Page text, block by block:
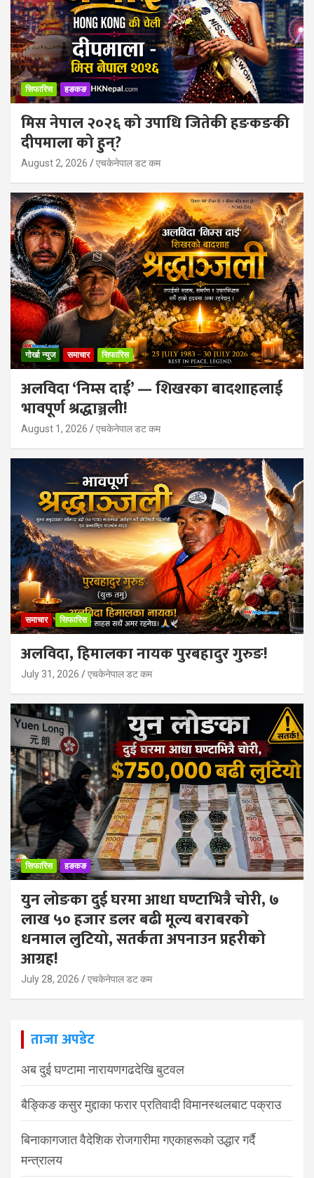
सिफारिस हङकङ
मिस नेपाल २०२६ को उपाधि जितेकी हङकङकी
दीपमाला को हुन्?
August 2, 2026 एचकेनेपाल डट कम
गोर्खा न्युज समाचार सिफारिस
अलविदा ‘निम्स दाई’ — शिखरका बादशाहलाई
भावपूर्ण श्रद्धाञ्जली!
August 1, 2026 एचकेनेपाल डट कम
समाचार सिफारिस
अलविदा, हिमालका नायक पुरबहादुर गुरुङ!
July 31, 2026 एचकेनेपाल डट कम
सिफारिस हङकङ
युन लोङका दुई घरमा आधा घण्टाभित्रै चोरी, ७
लाख ५० हजार डलर बढी मूल्य बराबरको
धनमाल लुटियो, सतर्कता अपनाउन प्रहरीको
आग्रह!
July 28, 2026 एचकेनेपाल डट कम
ताजा अपडेट
अब दुई घण्टामा नारायणगढदेखि बुटवल
बैङ्किङ कसुर मुद्दाका फरार प्रतिवादी विमानस्थलबाट पक्राउ
बिनाकागजात वैदेशिक रोजगारीमा गएकाहरूको उद्धार गर्दै
मन्त्रालय